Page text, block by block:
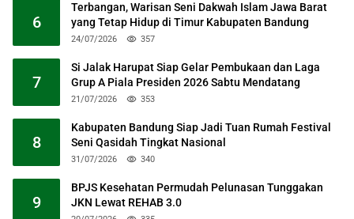
6
Terbangan, Warisan Seni Dakwah Islam Jawa Barat
yang Tetap Hidup di Timur Kabupaten Bandung
24/07/2026 357
7
Si Jalak Harupat Siap Gelar Pembukaan dan Laga
Grup A Piala Presiden 2026 Sabtu Mendatang
21/07/2026 353
8
Kabupaten Bandung Siap Jadi Tuan Rumah Festival
Seni Qasidah Tingkat Nasional
31/07/2026 340
9
BPJS Kesehatan Permudah Pelunasan Tunggakan
JKN Lewat REHAB 3.0